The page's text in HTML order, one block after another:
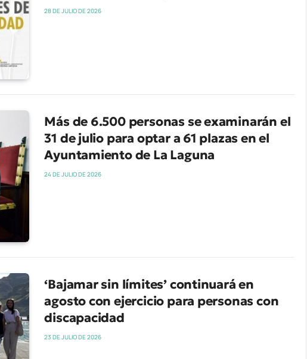
28 DE JULIO DE 2026
Más de 6.500 personas se examinarán el
31 de julio para optar a 61 plazas en el
Ayuntamiento de La Laguna
24 DE JULIO DE 2026
‘Bajamar sin límites’ continuará en
agosto con ejercicio para personas con
discapacidad
23 DE JULIO DE 2026